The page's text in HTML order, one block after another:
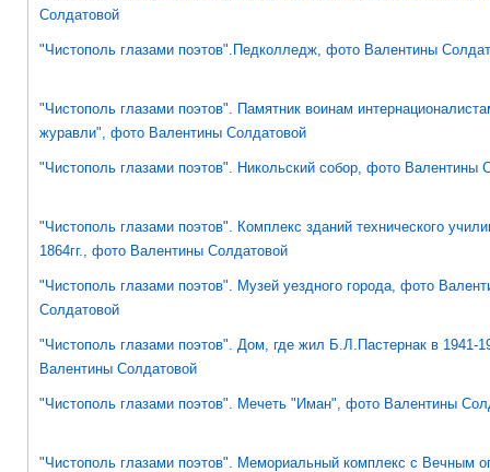
Солдатовой
"Чистополь глазами поэтов".Педколледж, фото Валентины
"Чистополь глазами поэтов". Памятник воинам
журавли", фото Валентины Солдатовой
"Чистополь глазами поэтов". Никольский собор, фото Валентины
"Чистополь глазами поэтов". Комплекс зданий технического
1864гг., фото Валентины Солдатовой
"Чистополь глазами поэтов". Музей уездного города, фото
Солдатовой
"Чистополь глазами поэтов". Дом, где жил Б.Л.Пастернак в 1941-
Валентины Солдатовой
"Чистополь глазами поэтов". Мечеть "Иман", фото Валентины
"Чистополь глазами поэтов". Мемориальный комплекс с Вечным